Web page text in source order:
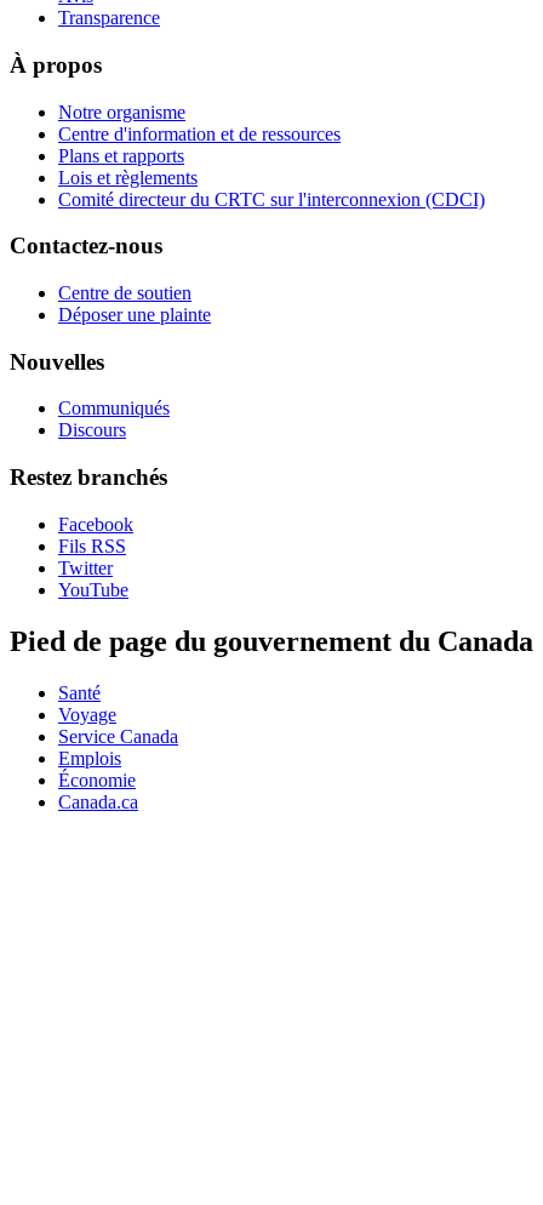
Transparence
À propos
Notre organisme
Centre d'information et de ressources
Plans et rapports
Lois et règlements
Comité directeur du CRTC sur l'interconnexion (CDCI)
Contactez-nous
Centre de soutien
Déposer une plainte
Nouvelles
Communiqués
Discours
Restez branchés
Facebook
Fils RSS
Twitter
YouTube
Pied de page du gouvernement du Canada
Santé
Voyage
Service Canada
Emplois
Économie
Canada.ca